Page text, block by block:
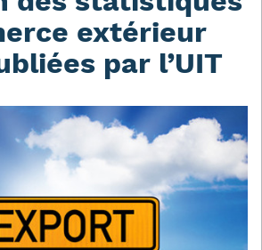
extérieur
par l’UIT